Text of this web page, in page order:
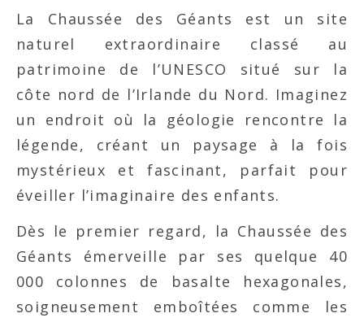
La Chaussée des Géants est un site
naturel extraordinaire classé au
patrimoine de l’UNESCO situé sur la
côte nord de l’Irlande du Nord. Imaginez
un endroit où la géologie rencontre la
légende, créant un paysage à la fois
mystérieux et fascinant, parfait pour
éveiller l’imaginaire des enfants.
Dès le premier regard, la Chaussée des
Géants émerveille par ses quelque 40
000 colonnes de basalte hexagonales,
soigneusement emboîtées comme les